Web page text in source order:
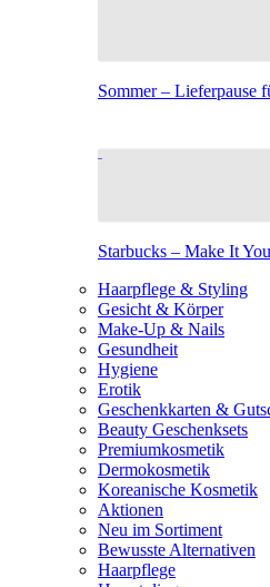
Sommer – Lieferpause
Starbucks – Make It
Haarpflege & Styling
Gesicht & Körper
Make-Up & Nails
Gesundheit
Hygiene
Erotik
Geschenkkarten &
Beauty Geschenksets
Premiumkosmetik
Dermokosmetik
Koreanische Kosmetik
Aktionen
Neu im Sortiment
Bewusste Alternativen
Haarpflege